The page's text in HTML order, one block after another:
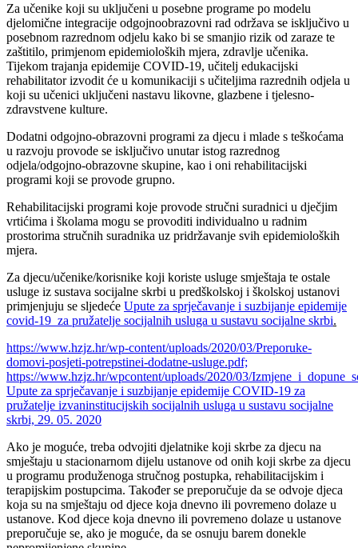
Za učenike koji su uključeni u posebne programe po modelu
djelomične integracije odgojnoobrazovni rad održava se isključivo u
posebnom razrednom odjelu kako bi se smanjio rizik od zaraze te
zaštitilo, primjenom epidemioloških mjera, zdravlje učenika.
Tijekom trajanja epidemije COVID-19, učitelj edukacijski
rehabilitator izvodit će u komunikaciji s učiteljima razrednih odjela u
koji su učenici uključeni nastavu likovne, glazbene i tjelesno-
zdravstvene kulture.
Dodatni odgojno-obrazovni programi za djecu i mlade s teškoćama
u razvoju provode se isključivo unutar istog razrednog
odjela/odgojno-obrazovne skupine, kao i oni rehabilitacijski
programi koji se provode grupno.
Rehabilitacijski programi koje provode stručni suradnici u dječjim
vrtićima i školama mogu se provoditi individualno u radnim
prostorima stručnih suradnika uz pridržavanje svih epidemioloških
mjera.
Za djecu/učenike/korisnike koji koriste usluge smještaja te ostale
usluge iz sustava socijalne skrbi u predškolskoj i školskoj ustanovi
primjenjuju se sljedeće Upute za sprječavanje i suzbijanje epidemije
covid-19 za pružatelje socijalnih usluga u sustavu socijalne skrbi.
https://www.hzjz.hr/wp-content/uploads/2020/03/Preporuke-
domovi-posjeti-potrepstinei-dodatne-usluge.pdf;
https://www.hzjz.hr/wpcontent/uploads/2020/03/
Upute za sprječavanje i suzbijanje epidemije COVID-19 za
pružatelje izvaninstitucijskih socijalnih usluga u sustavu socijalne
skrbi, 29. 05. 2020
Ako je moguće, treba odvojiti djelatnike koji skrbe za djecu na
smještaju u stacionarnom dijelu ustanove od onih koji skrbe za djecu
u programu produženoga stručnog postupka, rehabilitacijskim i
terapijskim postupcima. Također se preporučuje da se odvoje djeca
koja su na smještaju od djece koja dnevno ili povremeno dolaze u
ustanove. Kod djece koja dnevno ili povremeno dolaze u ustanove
preporučuje se, ako je moguće, da se osnuju barem donekle